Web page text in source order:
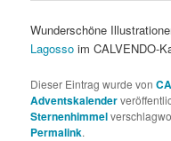
Wunderschöne
Lagosso im CALVENDO-
Dieser Eintrag wurde von
Adventskalender
Sternenhimmel
Permalink.